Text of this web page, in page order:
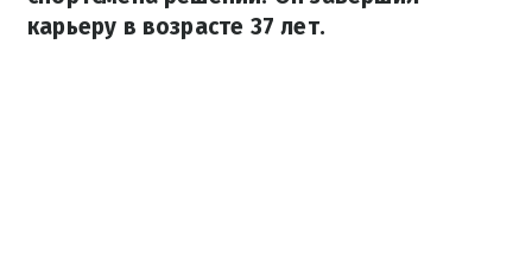
карьеру в возрасте 37 лет.